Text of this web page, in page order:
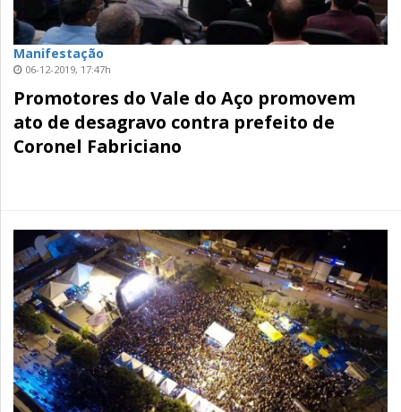
Manifestação
06-12-2019, 17:47h
Promotores do Vale do Aço promovem
ato de desagravo contra prefeito de
Coronel Fabriciano